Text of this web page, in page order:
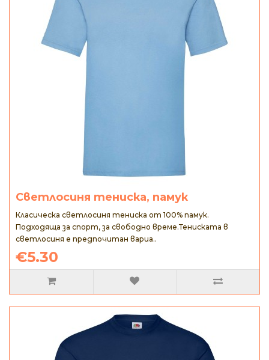
Светлосиня тениска, памук
Класическа светлосиня тениска от 100% памук.
Подходяща за спорт, за свободно време.Тениската в
светлосиня е предпочитан вариа..
€5.30